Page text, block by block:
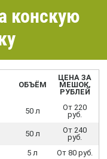
конскую
ОБЪЁМ
ЦЕНА ЗА
МЕШОК,
РУБЛЕЙ
50 л
От 220
руб.
50 л
От 240
руб.
5 л От 80 руб.